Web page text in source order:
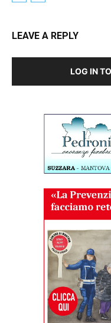
LEAVE A REPLY
LOG IN